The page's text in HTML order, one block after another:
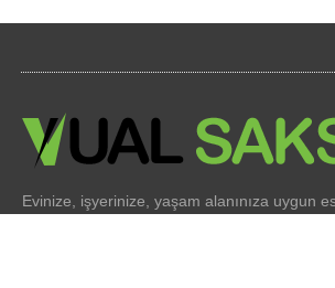
Evinize, işyerinize, yaşam alanınıza uygun